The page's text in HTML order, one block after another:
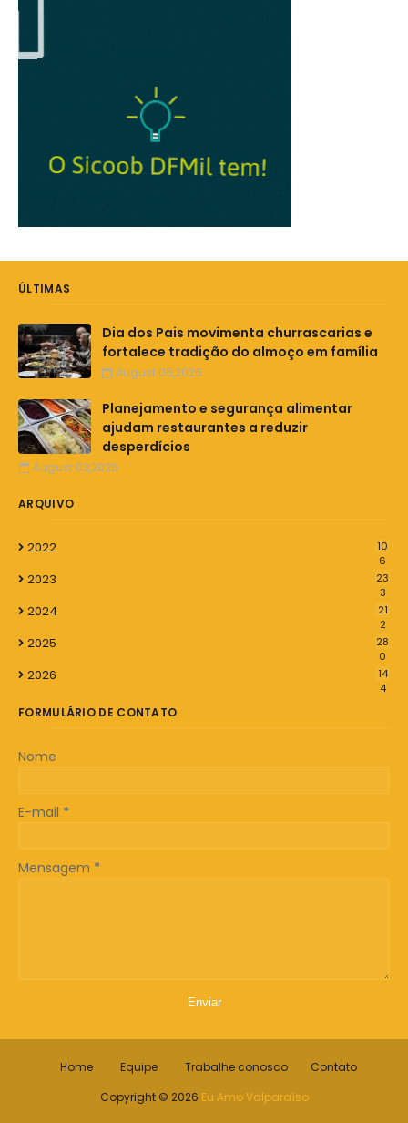
ÚLTIMAS
Dia dos Pais movimenta churrascarias e
fortalece tradição do almoço em família
August 05,2026
Planejamento e segurança alimentar
ajudam restaurantes a reduzir
desperdícios
August 03,2026
ARQUIVO
2022
10
6
2023
23
3
2024
21
2
2025
28
0
2026
14
4
FORMULÁRIO DE CONTATO
Nome
E-mail *
Mensagem *
Home Equipe Trabalhe conosco
Contato
Copyright © 2026 Eu Amo Valparaíso